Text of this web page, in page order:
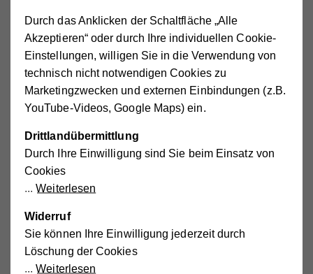
Weihnachtsferien, Semester- und Osterferien, 3
Wochen im Sommer
Wieviele Kinder werden in einer Gruppe
betreut?
Welche Räume kann mein Kind nutzen?
Gibt es die Möglichkeit auf spezielle
Ernährungskonzepte einzugehen?
Christine Schneiber - Leiterin Schülertreff
Kindergesichter zu schauen."
Durch das Anklicken der Schaltfläche „Alle
Akzeptieren“ oder durch Ihre individuellen Cookie-
Einstellungen, willigen Sie in die Verwendung von
technisch nicht notwendigen Cookies zu
Marketingzwecken und externen Einbindungen (z.B.
YouTube-Videos, Google Maps) ein.
Drittlandübermittlung
Durch Ihre Einwilligung sind Sie beim Einsatz von
Cookies
Weiterlesen
Widerruf
Sie können Ihre Einwilligung jederzeit durch
Löschung der Cookies
Weiterlesen